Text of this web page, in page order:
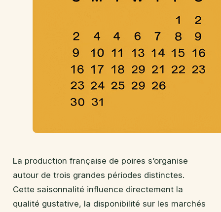
La production française de poires s’organise
autour de trois grandes périodes distinctes.
Cette saisonnalité influence directement la
qualité gustative, la disponibilité sur les marchés